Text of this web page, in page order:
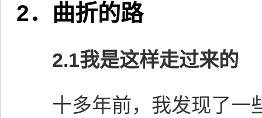
2．曲折的路
2.1我是这样走过来的
十多年前，我发现了一